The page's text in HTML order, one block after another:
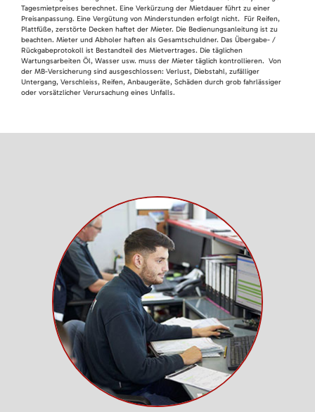
Tagesmietpreises berechnet. Eine Verkürzung der Mietdauer führt zu einer
Preisanpassung. Eine Vergütung von Minderstunden erfolgt nicht. Für Reifen,
Plattfüße, zerstörte Decken haftet der Mieter. Die Bedienungsanleitung ist zu
beachten. Mieter und Abholer haften als Gesamtschuldner. Das Übergabe- /
Rückgabeprotokoll ist Bestandteil des Mietvertrages. Die täglichen
Wartungsarbeiten Öl, Wasser usw. muss der Mieter täglich kontrollieren. Von
der MB-Versicherung sind ausgeschlossen: Verlust, Diebstahl, zufälliger
Untergang, Verschleiss, Reifen, Anbaugeräte, Schäden durch grob fahrlässiger
oder vorsätzlicher Verursachung eines Unfalls.